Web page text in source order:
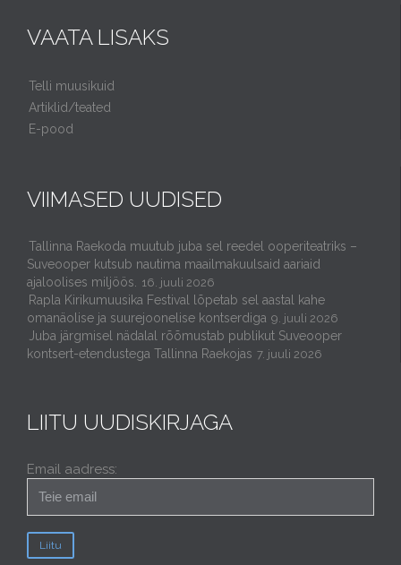
VAATA LISAKS
Telli muusikuid
Artiklid/teated
E-pood
VIIMASED UUDISED
Tallinna Raekoda muutub juba sel reedel ooperiteatriks –
Suveooper kutsub nautima maailmakuulsaid aariaid
ajaloolises miljöös. 16. juuli 2026
Rapla Kirikumuusika Festival lõpetab sel aastal kahe
omanäolise ja suurejoonelise kontserdiga 9. juuli 2026
Juba järgmisel nädalal rõõmustab publikut Suveooper
kontsert-etendustega Tallinna Raekojas 7. juuli 2026
LIITU UUDISKIRJAGA
Email aadress: